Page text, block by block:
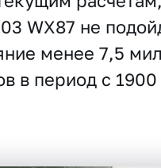
WX87 не
менее 7,5
в период с